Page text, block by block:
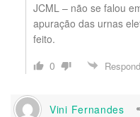
JCML – não se falou
apuração das urnas
feito.
0
Vini Fernandes